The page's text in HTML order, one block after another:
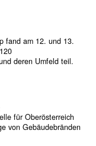
fand am 12. und 13.
deren Umfeld teil.
für Oberösterreich
von Gebäudebränden